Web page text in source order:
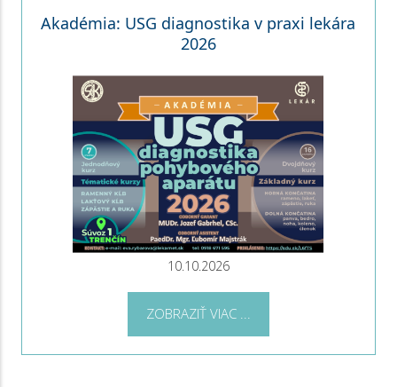
Akadémia: USG diagnostika v praxi lekára
2026
10.10.2026
ZOBRAZIŤ VIAC ...